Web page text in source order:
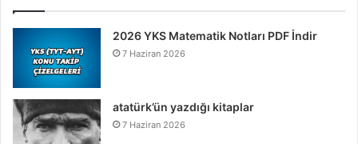
2026 YKS Matematik Notları PDF İndir
7 Haziran 2026
atatürk’ün yazdığı kitaplar
7 Haziran 2026